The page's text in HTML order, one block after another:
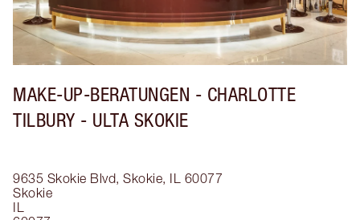
MAKE-UP-BERATUNGEN - CHARLOTTE
TILBURY - ULTA SKOKIE
9635 Skokie Blvd, Skokie, IL 60077
Skokie
IL